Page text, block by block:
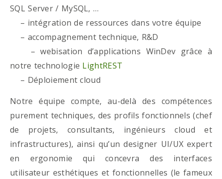
SQL Server / MySQL, …
– intégration de ressources dans votre équipe
– accompagnement technique, R&D
– webisation d’applications WinDev grâce à
notre technologie LightREST
– Déploiement cloud
Notre équipe compte, au-delà des compétences
purement techniques, des profils fonctionnels (chef
de projets, consultants, ingénieurs cloud et
infrastructures), ainsi qu’un designer UI/UX expert
en ergonomie qui concevra des interfaces
utilisateur esthétiques et fonctionnelles (le fameux